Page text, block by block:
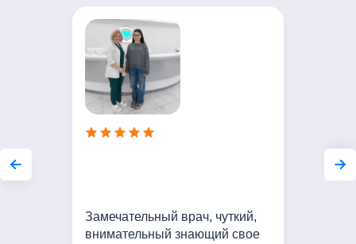
Замечательный врач, чуткий,
внимательный знающий свое